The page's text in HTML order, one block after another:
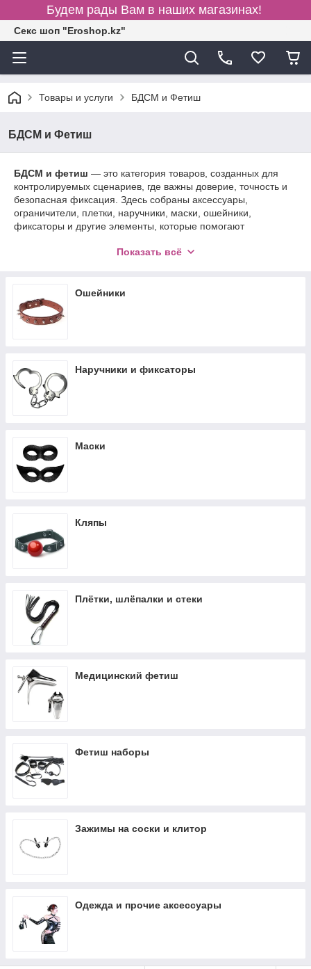
Будем рады Вам в наших магазинах!
Секс шоп "Eroshop.kz"
Товары и услуги БДСМ и Фетиш
БДСМ и Фетиш
БДСМ и фетиш — это категория товаров, созданных для
контролируемых сценариев, где важны доверие, точность и
безопасная фиксация. Здесь собраны аксессуары,
ограничители, плетки, наручники, маски, ошейники,
фиксаторы и другие элементы, которые помогают
Конструкции рассчитаны на устойчивость и комфорт: мягкие
фиксацию без лишнего давления. Материалы — кожа, эко-
кожа, металл, нейлон и силикон — подбираются под разные
уровни жёсткости и эстетики. Перед использованием важно
мягким средством без спирта, текстиль — стирают вручную.
Такая категория объединяет аксессуары для тех, кто ценит
осознанный контроль, точность и выразительный визуальный
стиль.
Показать всё
Ошейники
Наручники и фиксаторы
Маски
Кляпы
Плётки, шлёпалки и стеки
Медицинский фетиш
Фетиш наборы
Зажимы на соски и клитор
Одежда и прочие аксессуары